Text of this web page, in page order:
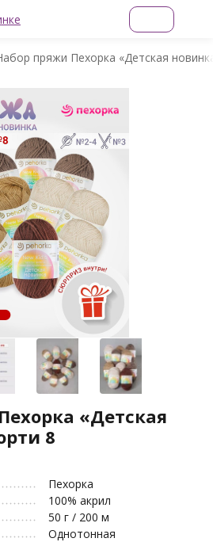
пряжи Пехорка «Детская
«Детская
8
Пехорка
100% акрил
50 г / 200 м
Однотонная